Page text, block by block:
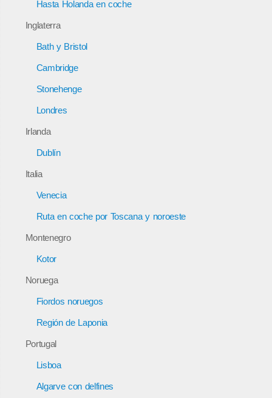
Hasta Holanda en coche
Inglaterra
Bath y Bristol
Cambridge
Stonehenge
Londres
Irlanda
Dublín
Italia
Venecia
Ruta en coche por Toscana y noroeste
Montenegro
Kotor
Noruega
Fiordos noruegos
Región de Laponia
Portugal
Lisboa
Algarve con delfines